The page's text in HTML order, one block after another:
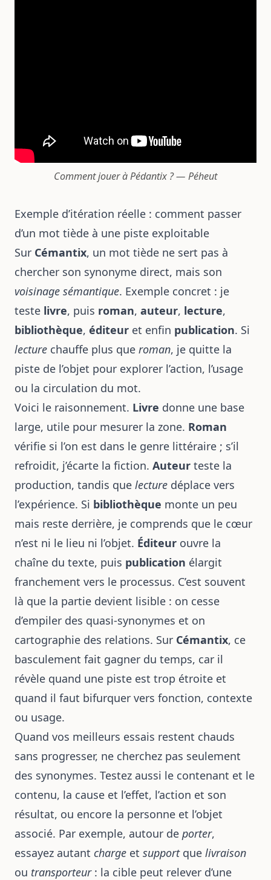
Comment jouer à Pédantix ? — Péheut
Exemple d’itération réelle : comment passer
d’un mot tiède à une piste exploitable
Sur Cémantix, un mot tiède ne sert pas à
chercher son synonyme direct, mais son
voisinage sémantique. Exemple concret : je
teste livre, puis roman, auteur, lecture,
bibliothèque, éditeur et enfin publication. Si
lecture chauffe plus que roman, je quitte la
piste de l’objet pour explorer l’action, l’usage
ou la circulation du mot.
Voici le raisonnement. Livre donne une base
large, utile pour mesurer la zone. Roman
vérifie si l’on est dans le genre littéraire ; s’il
refroidit, j’écarte la fiction. Auteur teste la
production, tandis que lecture déplace vers
l’expérience. Si bibliothèque monte un peu
mais reste derrière, je comprends que le cœur
n’est ni le lieu ni l’objet. Éditeur ouvre la
chaîne du texte, puis publication élargit
franchement vers le processus. C’est souvent
là que la partie devient lisible : on cesse
d’empiler des quasi-synonymes et on
cartographie des relations. Sur Cémantix, ce
basculement fait gagner du temps, car il
révèle quand une piste est trop étroite et
quand il faut bifurquer vers fonction, contexte
ou usage.
Quand vos meilleurs essais restent chauds
sans progresser, ne cherchez pas seulement
des synonymes. Testez aussi le contenant et le
contenu, la cause et l’effet, l’action et son
résultat, ou encore la personne et l’objet
associé. Par exemple, autour de porter,
essayez autant charge et supportque livraison
ou transporteur: la cible peut relever d’une